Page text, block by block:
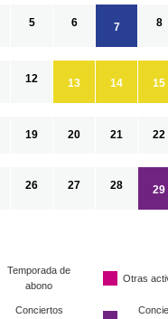
5 6 7 8
12 13 14 15
19 20 21 22
26 27 28 29
Temporada de
abono
Otras
Conciertos